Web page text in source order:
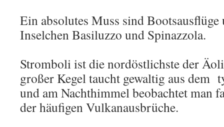
Ein absolutes Muss sind Bootsausflüge
Inselchen Basiluzzo und Spinazzola.
Stromboli ist die nordöstlichste der
großer Kegel taucht gewaltig aus dem
und am Nachthimmel beobachtet man
der häufigen Vulkanausbrüche.